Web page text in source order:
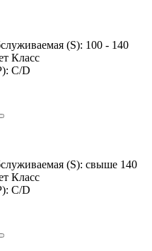
(S): 100 - 140
Класс
C/D
(S): свыше 140
Класс
C/D